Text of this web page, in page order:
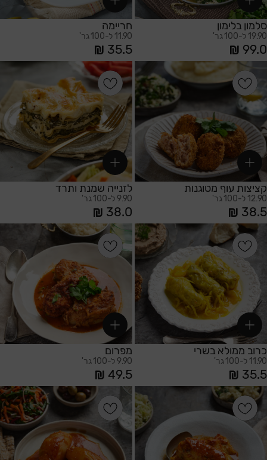
סלמון בלימון
19.90 ל-100 גר'
99.0
חריימה
11.90 ל-100 גר'
35.5
הוספה לסל
קציצות עוף מטוגנות
12.90 ל-100 גר'
38.5
הוספה לסל
לזנייה שמנת ותרד
9.90 ל-100 גר'
38.0
הוספה לסל
כרוב ממולא בשרי
11.90 ל-100 גר'
35.5
הוספה לסל
מפרום
9.90 ל-100 גר'
49.5
הוספה לסל הוספה לסל